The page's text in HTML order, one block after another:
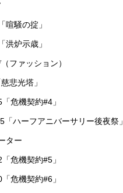
喧騒の掟」
洪炉示歳」
ファッション）
悲光塔」
危機契約#4」
「ハーフアニバーサリー後夜祭」
ター
危機契約#5」
危機契約#6」